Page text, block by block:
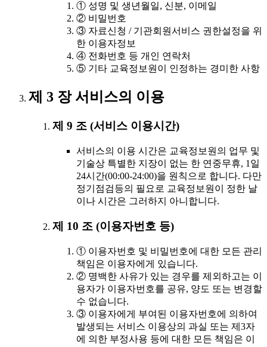
① 성명 및 생년월일, 신분, 이메일
② 비밀번호
③ 자료신청 / 기관회원서비스 권한설정을 위
한 이용자정보
④ 전화번호 등 개인 연락처
⑤ 기타 교육정보원이 인정하는 경미한 사항
제 3 장 서비스의 이용
제 9 조 (서비스 이용시간)
서비스의 이용 시간은 교육정보원의 업무 및
기술상 특별한 지장이 없는 한 연중무휴, 1일
24시간(00:00-24:00)을 원칙으로 합니다. 다만
정기점검등의 필요로 교육정보원이 정한 날
이나 시간은 그러하지 아니합니다.
제 10 조 (이용자번호 등)
① 이용자번호 및 비밀번호에 대한 모든 관리
책임은 이용자에게 있습니다.
② 명백한 사유가 있는 경우를 제외하고는 이
용자가 이용자번호를 공유, 양도 또는 변경할
수 없습니다.
③ 이용자에게 부여된 이용자번호에 의하여
발생되는 서비스 이용상의 과실 또는 제3자
에 의한 부정사용 등에 대한 모든 책임은 이